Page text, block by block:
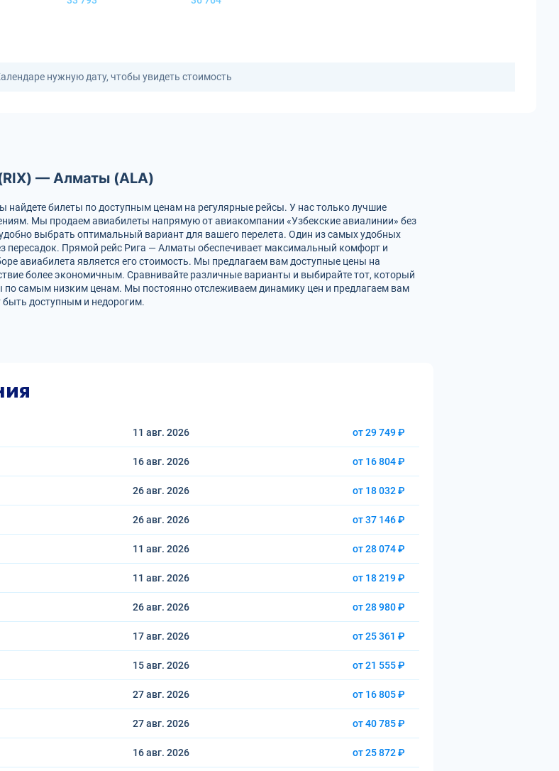
нужную дату, чтобы увидеть стоимость
— Алматы (ALA)
билеты по доступным ценам на регулярные рейсы. У нас только лучшие
Мы продаем авиабилеты напрямую от авиакомпании «Узбекские авиалинии» без
выбрать оптимальный вариант для вашего перелета. Один из самых удобных
пересадок. Прямой рейс Рига — Алматы обеспечивает максимальный комфорт и
авиабилета является его стоимость. Мы предлагаем вам доступные цены на
более экономичным. Сравнивайте различные варианты и выбирайте тот, который
по самым низким ценам. Мы постоянно отслеживаем динамику цен и предлагаем вам
доступным и недорогим.
11 авг. 2026 от 29 749 ₽
16 авг. 2026 от 16 804 ₽
26 авг. 2026 от 18 032 ₽
26 авг. 2026 от 37 146 ₽
11 авг. 2026 от 28 074 ₽
11 авг. 2026 от 18 219 ₽
26 авг. 2026 от 28 980 ₽
17 авг. 2026 от 25 361 ₽
15 авг. 2026 от 21 555 ₽
27 авг. 2026 от 16 805 ₽
27 авг. 2026 от 40 785 ₽
16 авг. 2026 от 25 872 ₽